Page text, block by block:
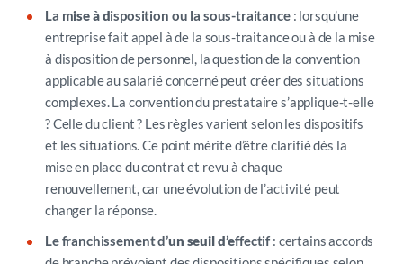
La mise à disposition ou la sous-traitance : lorsqu’une
entreprise fait appel à de la sous-traitance ou à de la mise
à disposition de personnel, la question de la convention
applicable au salarié concerné peut créer des situations
complexes. La convention du prestataire s’applique-t-elle
? Celle du client ? Les règles varient selon les dispositifs
et les situations. Ce point mérite d’être clarifié dès la
mise en place du contrat et revu à chaque
renouvellement, car une évolution de l’activité peut
changer la réponse.
Le franchissement d’un seuil d’effectif: certains accords